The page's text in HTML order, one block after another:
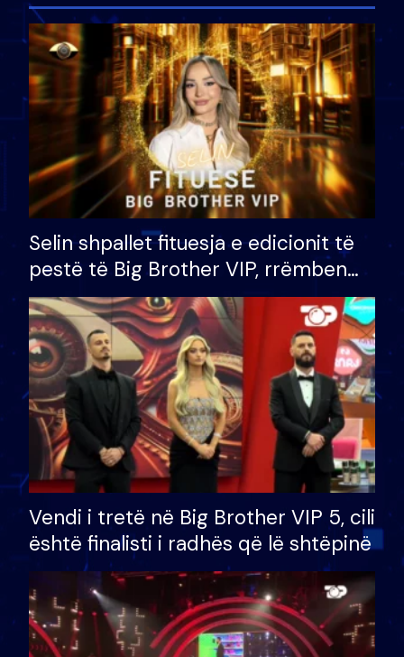
Selin shpallet fituesja e edicionit të
pestë të Big Brother VIP, rrëmben
çmimin e madh prej 100 mijë eurosh
Vendi i tretë në Big Brother VIP 5, cili
është finalisti i radhës që lë shtëpinë